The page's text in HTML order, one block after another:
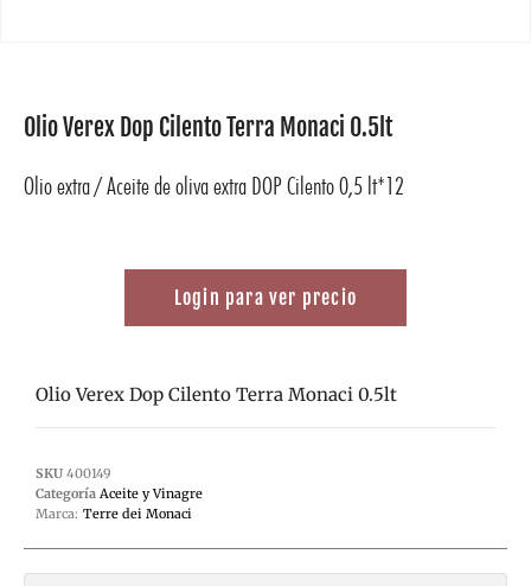
Olio Verex Dop Cilento Terra Monaci 0.5lt
Olio extra / Aceite de oliva extra DOP Cilento 0,5 lt*12
Login para ver precio
Olio Verex Dop Cilento Terra Monaci 0.5lt
SKU 400149
Categoría Aceite y Vinagre
Marca: Terre dei Monaci